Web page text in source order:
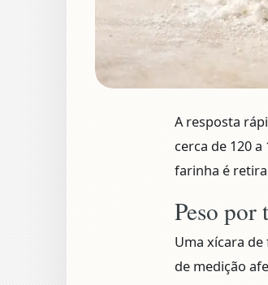
A resposta
cerca de 120 a
farinha é
Peso por
Uma xícara
de medição